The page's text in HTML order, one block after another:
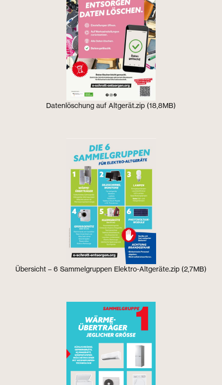
Datenlöschung auf Altgerät.zip (18,8MB)
Übersicht – 6 Sammelgruppen Elektro-Altgeräte.zip (2,7MB)